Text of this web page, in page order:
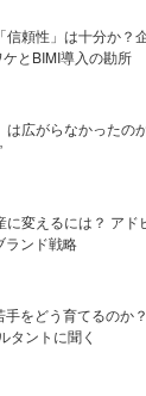
信頼性」は十分か？
とBIMI導入の勘所
は広がらなかった
に変えるには？ アド
ランド戦略
をどう育てるのか
タントに聞く